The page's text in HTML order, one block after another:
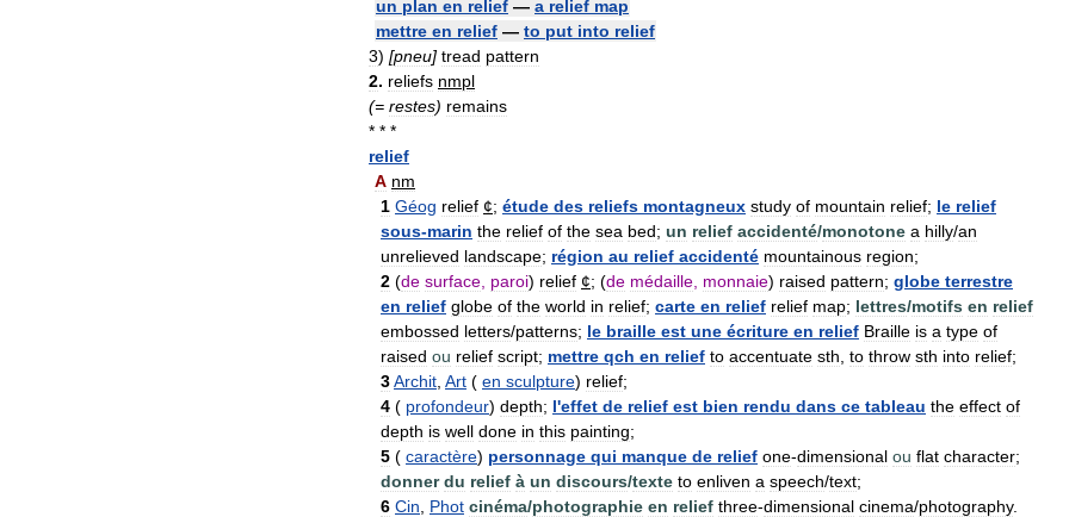
un plan en relief — a relief map
mettre en relief — to put into relief
3) [pneu] tread pattern
2. reliefs nmpl
(= restes) remains
* * *
relief
A nm
1 Géog relief ¢; étude des reliefs montagneux study of mountain relief; le relief
sous-marin the relief of the sea bed; un relief accidenté/monotone a hilly/an
unrelieved landscape; région au relief accidenté mountainous region;
2 (de surface paroi) relief ¢; (de médaille monnaie) raised pattern; globe terrestre
en relief globe of the world in relief; carte en relief relief map; lettres/motifs en relief
embossed letters/patterns; le braille est une écriture en relief Braille is a type of
raised ou relief script; mettre qch en relief to accentuate sth to throw sth into relief;
3Archit Art ( en sculpture) relief;
4 ( profondeur) depth; l'effet de relief est bien rendu dans ce tableau the effect of
depth is well done in this painting;
5 ( caractère) personnage qui manque de relief one-dimensional ou flat character;
donner du relief à un discours/texte to enliven a speech/text;
6 Cin Phot cinéma/photographie en relief three-dimensional cinema/photography.